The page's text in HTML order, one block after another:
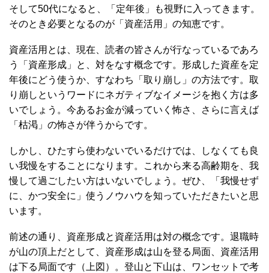
そして50代になると、「定年後」も視野に入ってきます。
そのとき必要となるのが「資産活用」の知恵です。
資産活用とは、現在、読者の皆さんが行なっているであろ
う「資産形成」と、対をなす概念です。形成した資産を定
年後にどう使うか、すなわち「取り崩し」の方法です。取
り崩しというワードにネガティブなイメージを抱く方は多
いでしょう。今あるお金が減っていく怖さ、さらに言えば
「枯渇」の怖さが伴うからです。
しかし、ひたすら使わないでいるだけでは、しなくても良
い我慢をすることになります。これから来る高齢期を、我
慢して過ごしたい方はいないでしょう。ぜひ、「我慢せず
に、かつ安全に」使うノウハウを知っていただきたいと思
います。
前述の通り、資産形成と資産活用は対の概念です。退職時
が山の頂上だとして、資産形成は山を登る局面、資産活用
は下る局面です（上図）。登山と下山は、ワンセットで考